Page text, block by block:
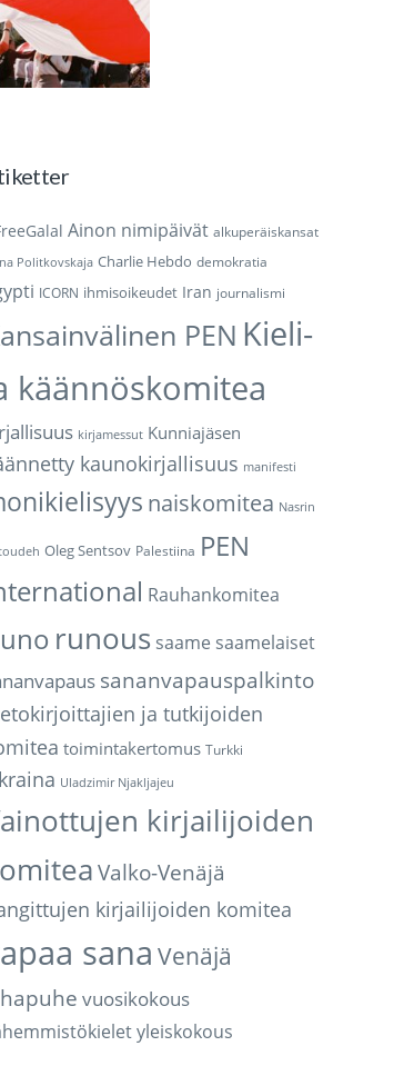
Ainon nimipäivät alkuperäiskansat
Politkovskaja Charlie Hebdo demokratia
ICORN ihmisoikeudet Iran journalismi
PEN Kieli-
käännöskomitea
kirjamessut Kunniajäsen
kaunokirjallisuus manifesti
naiskomitea Nasrin
Oleg Sentsov Palestiina PEN
Rauhankomitea
runous saame saamelaiset
sananvapauspalkinto
ja tutkijoiden
toimintakertomus Turkki
Uladzimir Njakljajeu
kirjailijoiden
Valko-Venäjä
kirjailijoiden komitea
sana Venäjä
vuosikokous
yleiskokous